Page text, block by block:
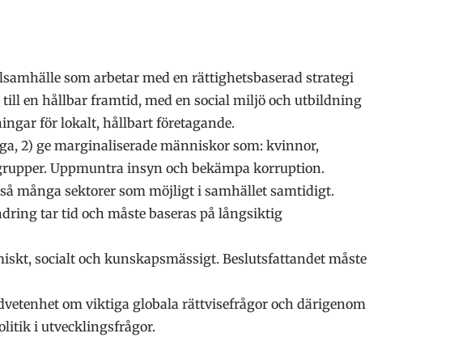
som arbetar med en rättighetsbaserad strategi
en hållbar framtid, med en social miljö och utbildning
för lokalt, hållbart företagande.
2) ge marginaliserade människor som: kvinnor,
Uppmuntra insyn och bekämpa korruption.
många sektorer som möjligt i samhället samtidigt.
tar tid och måste baseras på långsiktig
socialt och kunskapsmässigt. Beslutsfattandet måste
om viktiga globala rättvisefrågor och därigenom
i utvecklingsfrågor.